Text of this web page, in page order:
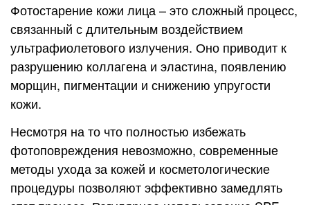
Фотостарение кожи лица – это сложный процесс,
связанный с длительным воздействием
ультрафиолетового излучения. Оно приводит к
разрушению коллагена и эластина, появлению
морщин, пигментации и снижению упругости
кожи.
Несмотря на то что полностью избежать
фотоповреждения невозможно, современные
методы ухода за кожей и косметологические
процедуры позволяют эффективно замедлять